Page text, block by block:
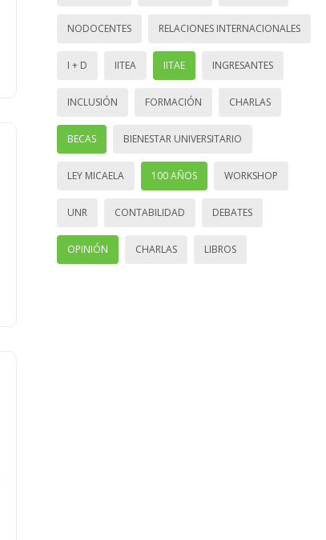
NODOCENTES RELACIONES INTERNACIONALES
I + D IITEA IITAE INGRESANTES
INCLUSIÓN FORMACIÓN CHARLAS
BECAS BIENESTAR UNIVERSITARIO
LEY MICAELA 100 AÑOS WORKSHOP
UNR CONTABILIDAD DEBATES
OPINIÓN CHARLAS LIBROS